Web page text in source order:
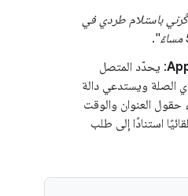
باستلام طردي في
".
: يحدّد المتصل
الصلة ويستدعي دالة
حقول العنوان والوقت
استنادًا إلى طلب